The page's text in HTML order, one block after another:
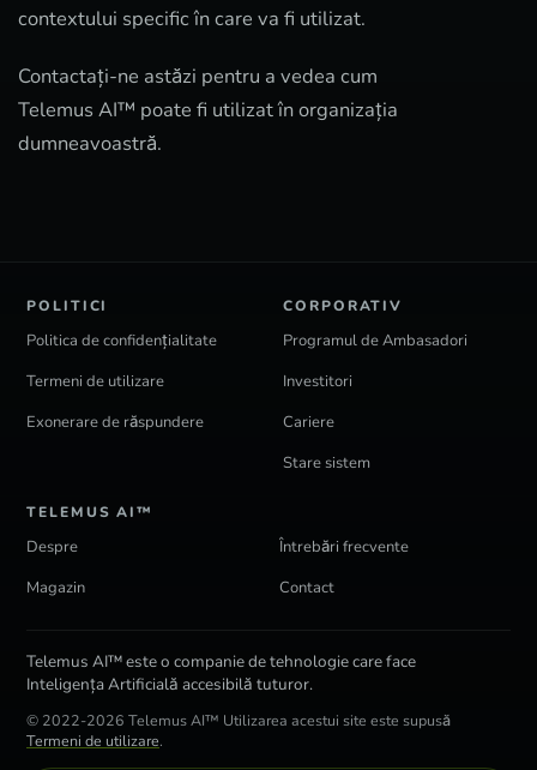
contextului specific în care va fi utilizat.
Contactați-ne astăzi pentru a vedea cum
Telemus AI™ poate fi utilizat în organizația
dumneavoastră.
Telemus AI™ este o companie de tehnologie care face
Inteligența Artificială accesibilă tuturor.
© 2022-2026 Telemus AI™ Utilizarea acestui site este supusă
Termeni de utilizare.
POLITICI
Politica de confidențialitate
Termeni de utilizare
Exonerare de răspundere
CORPORATIV
Programul de Ambasadori
Investitori
Cariere
Stare sistem
TELEMUS AI™
Despre
Întrebări frecvente
Magazin
Contact